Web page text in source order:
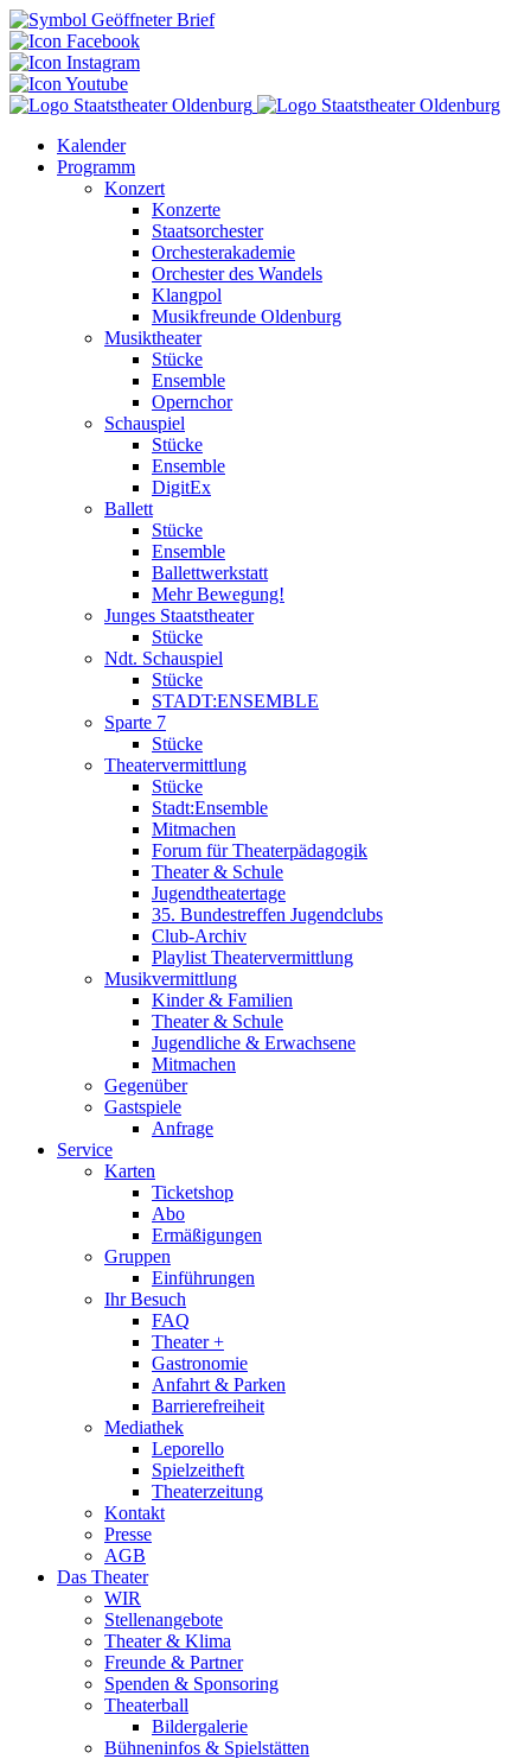
Kalender
Programm
Konzert
Konzerte
Staatsorchester
Orchesterakademie
Orchester des Wandels
Klangpol
Musikfreunde Oldenburg
Musiktheater
Stücke
Ensemble
Opernchor
Schauspiel
Stücke
Ensemble
DigitEx
Ballett
Stücke
Ensemble
Ballettwerkstatt
Mehr Bewegung!
Junges Staatstheater
Stücke
Ndt. Schauspiel
Stücke
STADT:ENSEMBLE
Sparte 7
Stücke
Theatervermittlung
Stücke
Stadt:Ensemble
Mitmachen
Forum für Theaterpädagogik
Theater & Schule
Jugendtheatertage
35. Bundestreffen Jugendclubs
Club-Archiv
Playlist Theatervermittlung
Musikvermittlung
Kinder & Familien
Theater & Schule
Jugendliche & Erwachsene
Mitmachen
Gegenüber
Gastspiele
Anfrage
Service
Karten
Ticketshop
Abo
Ermäßigungen
Gruppen
Einführungen
Ihr Besuch
FAQ
Theater +
Gastronomie
Anfahrt & Parken
Barrierefreiheit
Mediathek
Leporello
Spielzeitheft
Theaterzeitung
Kontakt
Presse
AGB
Das Theater
WIR
Stellenangebote
Theater & Klima
Freunde & Partner
Spenden & Sponsoring
Theaterball
Bildergalerie
Bühneninfos & Spielstätten